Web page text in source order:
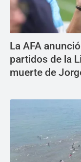
La AFA
partidos de la
muerte de